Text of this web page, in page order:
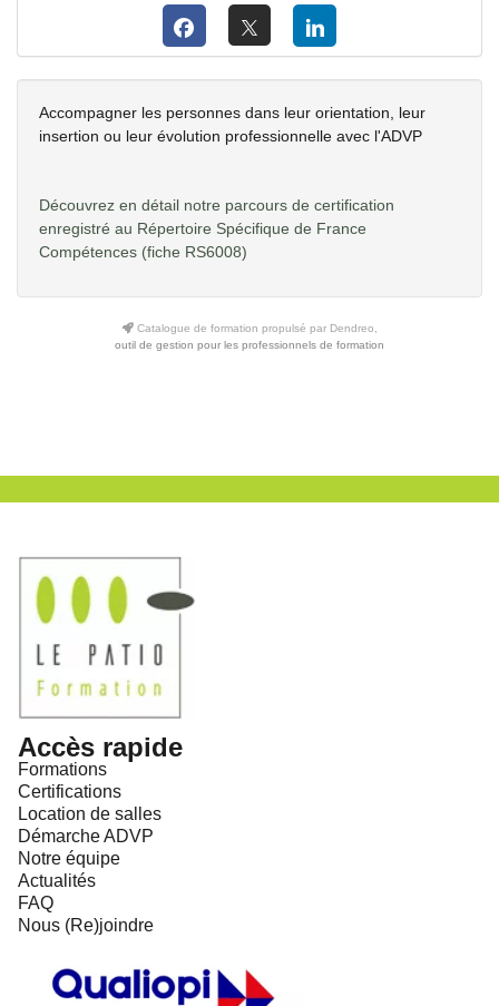
Accompagner les personnes dans leur orientation, leur
insertion ou leur évolution professionnelle avec l'ADVP
Découvrez en détail notre parcours de certification
enregistré au Répertoire Spécifique de France
Compétences (fiche RS6008)
Catalogue de formation propulsé par Dendreo,
outil de gestion pour les professionnels de formation
Accès rapide
Formations
Certifications
Location de salles
Démarche ADVP
Notre équipe
Actualités
FAQ
Nous (Re)joindre